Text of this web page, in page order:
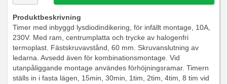
Produktbeskrivning
Timer med inbyggd lysdiodindikering, för infällt montage, 10A,
230V. Med ram, centrumplatta och trycke av halogenfri
termoplast. Fästskruvavstånd, 60 mm. Skruvanslutning av
ledarna. Avsedd även för kombinationsmontage. Vid
utanpåliggande montage användes förhöjningsramar. Timern
ställs in i fasta lägen, 15min, 30min, 1tim, 2tim, 4tim, 8 tim vid